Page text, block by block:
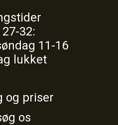
27-32:
11-16
lukket
og priser
os